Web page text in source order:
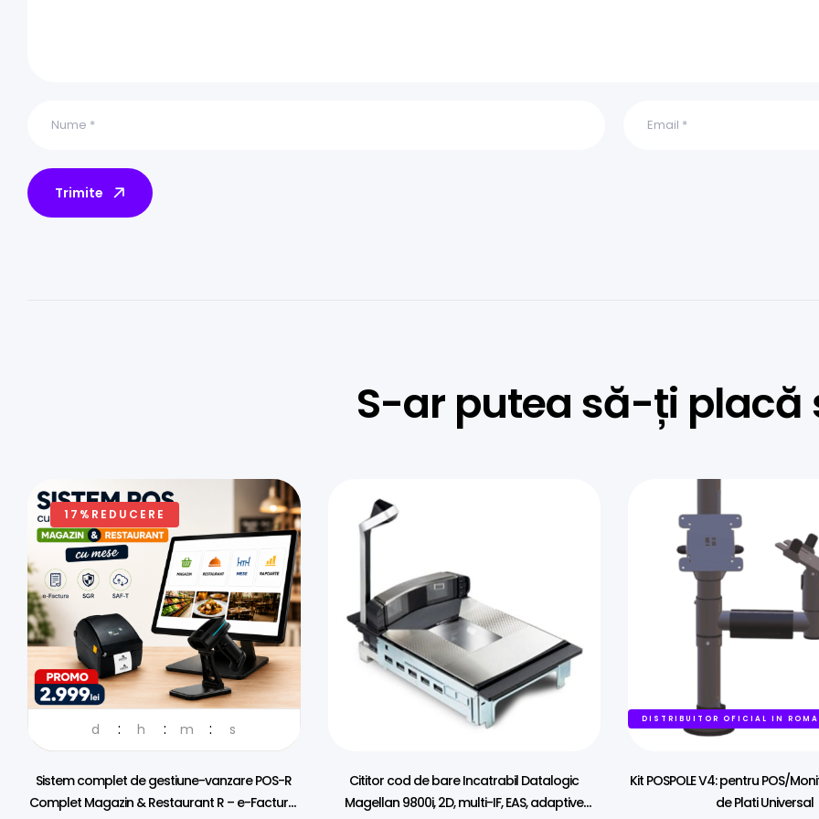
Trimite
S-ar putea să-ți placă
17%REDUCERE
d h m s
Sistem complet de gestiune-vanzare POS-R
Complet Magazin & Restaurant R – e-Factura,
Cititor cod de bare Incatrabil Datalogic
Magellan 9800i, 2D, multi-IF, EAS, adaptive
DISTRIBUITOR OFICIAL IN
Kit POSPOLE V4: pentru POS/
de Plati Universal